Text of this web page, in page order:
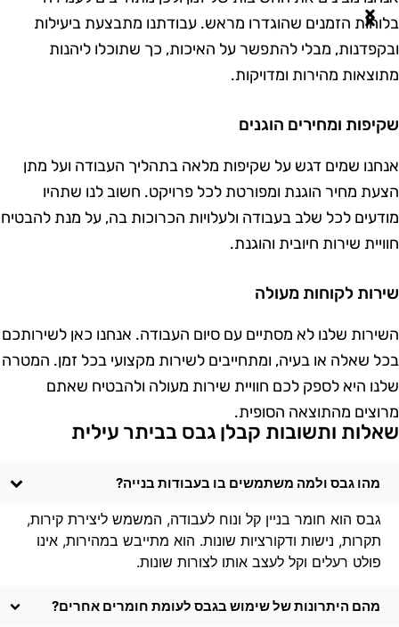
הזמנים שהוגדרו מראש. עבודתנו מתבצעת ביעילות
מבלי להתפשר על האיכות, כך שתוכלו ליהנות
מהירות ומדויקות.
ומחירים הוגנים
שמים דגש על שקיפות מלאה בתהליך העבודה ועל מתן
מחיר הוגנת ומפורטת לכל פרויקט. חשוב לנו שתהיו
לכל שלב בעבודה ולעלויות הכרוכות בה, על מנת להבטיח
שירות חיובית והוגנת.
לקוחות מעולה
שלנו לא מסתיים עם סיום העבודה. אנחנו כאן לשירותכם
שאלה או בעיה, ומתחייבים לשירות מקצועי בכל זמן. המטרה
היא לספק לכם חוויית שירות מעולה ולהבטיח שאתם
מהתוצאה הסופית.
ותשובות קבלן גבס בביתר עילית
מהו גבס ולמה משתמשים בו בעבודות בנייה?
גבס הוא חומר בניין קל ונוח לעבודה, המשמש ליצירת קירות,
תקרות, נישות ודקורציות שונות. הוא מתייבש במהירות, אינו
פולט רעלים וקל לעצב אותו לצורות שונות.
מהם היתרונות של שימוש בגבס לעומת חומרים אחרים?